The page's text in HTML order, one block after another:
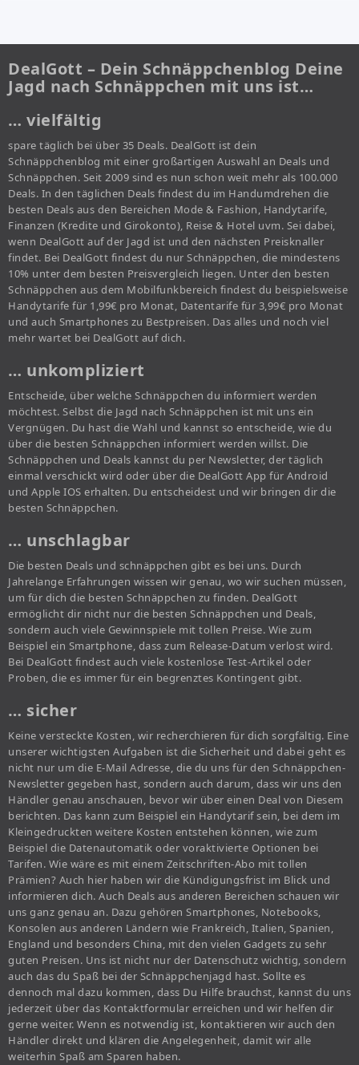
DealGott – Dein Schnäppchenblog Deine
Jagd nach Schnäppchen mit uns ist…
… vielfältig
spare täglich bei über 35 Deals. DealGott ist dein
Schnäppchenblog mit einer großartigen Auswahl an Deals und
Schnäppchen. Seit 2009 sind es nun schon weit mehr als 100.000
Deals. In den täglichen Deals findest du im Handumdrehen die
besten Deals aus den Bereichen Mode & Fashion, Handytarife,
Finanzen (Kredite und Girokonto), Reise & Hotel uvm. Sei dabei,
wenn DealGott auf der Jagd ist und den nächsten Preisknaller
findet. Bei DealGott findest du nur Schnäppchen, die mindestens
10% unter dem besten Preisvergleich liegen. Unter den besten
Schnäppchen aus dem Mobilfunkbereich findest du beispielsweise
Handytarife für 1,99€ pro Monat, Datentarife für 3,99€ pro Monat
und auch Smartphones zu Bestpreisen. Das alles und noch viel
mehr wartet bei DealGott auf dich.
… unkompliziert
Entscheide, über welche Schnäppchen du informiert werden
möchtest. Selbst die Jagd nach Schnäppchen ist mit uns ein
Vergnügen. Du hast die Wahl und kannst so entscheide, wie du
über die besten Schnäppchen informiert werden willst. Die
Schnäppchen und Deals kannst du per Newsletter, der täglich
einmal verschickt wird oder über die DealGott App für Android
und Apple IOS erhalten. Du entscheidest und wir bringen dir die
besten Schnäppchen.
… unschlagbar
Die besten Deals und schnäppchen gibt es bei uns. Durch
Jahrelange Erfahrungen wissen wir genau, wo wir suchen müssen,
um für dich die besten Schnäppchen zu finden. DealGott
ermöglicht dir nicht nur die besten Schnäppchen und Deals,
sondern auch viele Gewinnspiele mit tollen Preise. Wie zum
Beispiel ein Smartphone, dass zum Release-Datum verlost wird.
Bei DealGott findest auch viele kostenlose Test-Artikel oder
Proben, die es immer für ein begrenztes Kontingent gibt.
… sicher
Keine versteckte Kosten, wir recherchieren für dich sorgfältig. Eine
unserer wichtigsten Aufgaben ist die Sicherheit und dabei geht es
nicht nur um die E-Mail Adresse, die du uns für den Schnäppchen-
Newsletter gegeben hast, sondern auch darum, dass wir uns den
Händler genau anschauen, bevor wir über einen Deal von Diesem
berichten. Das kann zum Beispiel ein Handytarif sein, bei dem im
Kleingedruckten weitere Kosten entstehen können, wie zum
Beispiel die Datenautomatik oder voraktivierte Optionen bei
Tarifen. Wie wäre es mit einem Zeitschriften-Abo mit tollen
Prämien? Auch hier haben wir die Kündigungsfrist im Blick und
informieren dich. Auch Deals aus anderen Bereichen schauen wir
uns ganz genau an. Dazu gehören Smartphones, Notebooks,
Konsolen aus anderen Ländern wie Frankreich, Italien, Spanien,
England und besonders China, mit den vielen Gadgets zu sehr
guten Preisen. Uns ist nicht nur der Datenschutz wichtig, sondern
auch das du Spaß bei der Schnäppchenjagd hast. Sollte es
dennoch mal dazu kommen, dass Du Hilfe brauchst, kannst du uns
jederzeit über das Kontaktformular erreichen und wir helfen dir
gerne weiter. Wenn es notwendig ist, kontaktieren wir auch den
Händler direkt und klären die Angelegenheit, damit wir alle
weiterhin Spaß am Sparen haben.